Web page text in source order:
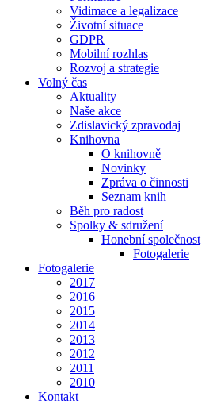
Vidimace a legalizace
Životní situace
GDPR
Mobilní rozhlas
Rozvoj a strategie
Volný čas
Aktuality
Naše akce
Zdislavický zpravodaj
Knihovna
O knihovně
Novinky
Zpráva o činnosti
Seznam knih
Běh pro radost
Spolky & sdružení
Honební společnost
Fotogalerie
Fotogalerie
2017
2016
2015
2014
2013
2012
2011
2010
Kontakt